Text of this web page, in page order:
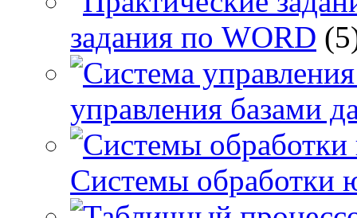
задания по WORD
управления базами
Системы обработки